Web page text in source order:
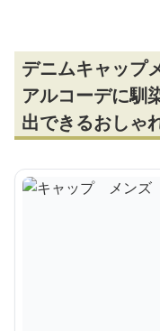
デニムキャップ
アルコーデに馴
出できるおしゃ